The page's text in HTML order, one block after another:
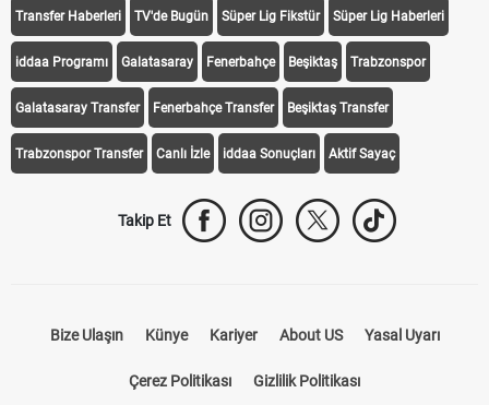
Transfer Haberleri TV'de Bugün Süper Lig Fikstür Süper Lig Haberleri
iddaa Programı Galatasaray Fenerbahçe Beşiktaş Trabzonspor
Galatasaray Transfer Fenerbahçe Transfer Beşiktaş Transfer
Trabzonspor Transfer Canlı İzle iddaa Sonuçları Aktif Sayaç
Takip Et
Bize Ulaşın Künye Kariyer About US Yasal Uyarı
Çerez Politikası Gizlilik Politikası